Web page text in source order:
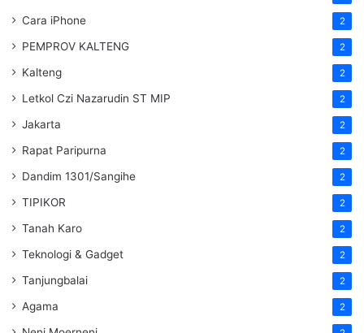
Cara iPhone 2
PEMPROV KALTENG 2
Kalteng 2
Letkol Czi Nazarudin ST MIP 2
Jakarta 2
Rapat Paripurna 2
Dandim 1301/Sangihe 2
TIPIKOR 2
Tanah Karo 2
Teknologi & Gadget 2
Tanjungbalai 2
Agama 2